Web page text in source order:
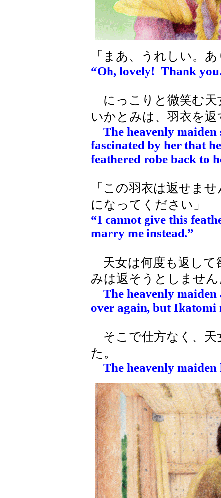
「まあ、うれしい。
“Oh, lovely! Thank
にっこりと微笑む天
いかとみは、羽衣を
The heavenly
fascinated by her that
feathered robe back to
「この羽衣は返せま
になってください」
“I cannot give this
marry me instead.”
天女は何度も返して
みは返そうとしません
The heavenly
over again, but Ikatomi
そこで仕方なく、天
た。
The heavenly maiden